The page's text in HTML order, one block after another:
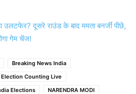
उलटफेर? दूसरे राउंड के बाद ममता बनर्जी पीछे,
गेम चेंज!
Breaking News India
Election Counting Live
Elections
NARENDRA MODI